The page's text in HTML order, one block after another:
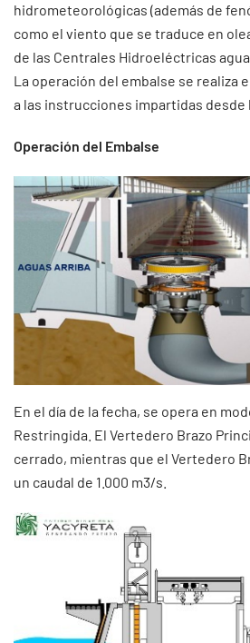
hidrometeorológicas (además de
como el viento que se traduce en
de las Centrales Hidroeléctricas
La operación del embalse se realiza
a las instrucciones impartidas desde
Operación del Embalse
En el día de la fecha, se opera en
Restringida. El Vertedero Brazo
cerrado, mientras que el Vertedero
un caudal de 1.000 m3/s.